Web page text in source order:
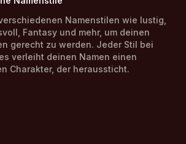
Namenstilen wie lustig,
Fantasy und mehr, um deinen
gerecht zu werden. Jeder Stil bei
verleiht deinen Namen einen
Charakter, der heraussticht.